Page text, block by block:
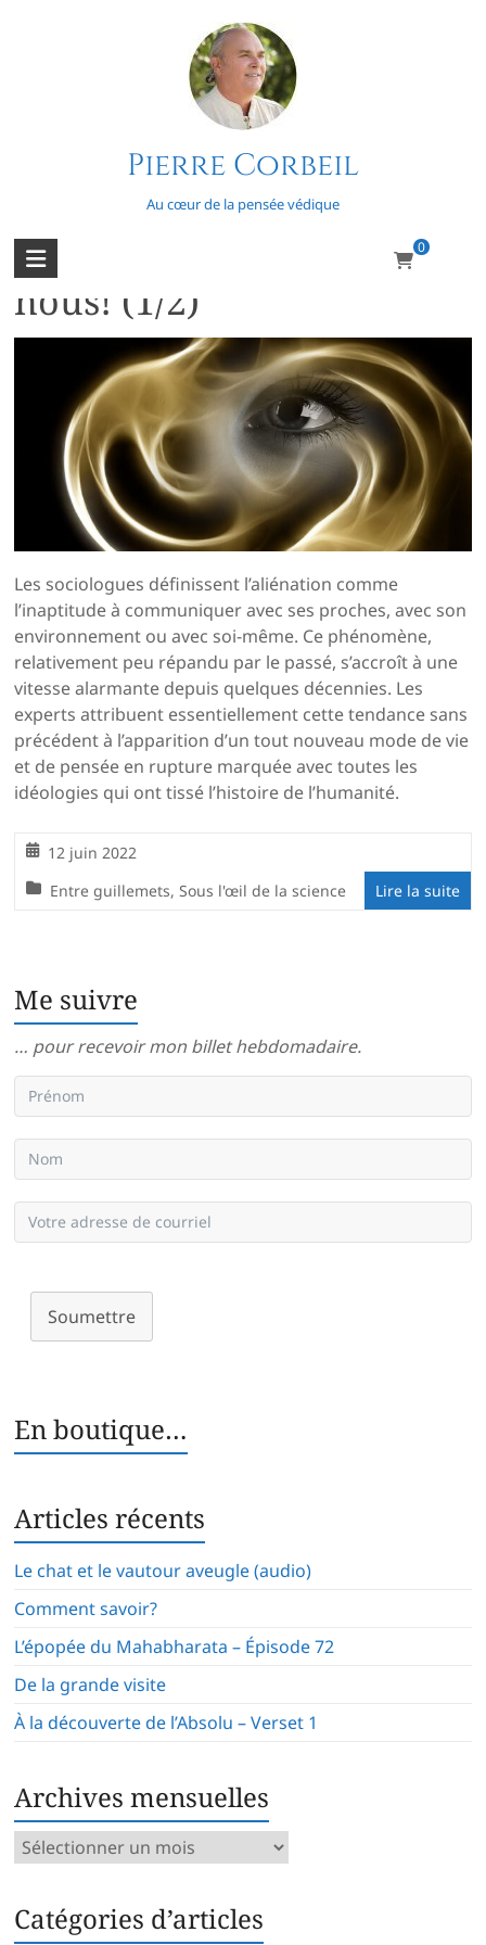
Pierre Corbeil
Au cœur de la pensée védique
0
Roszak (Theodore)
Les aliénés sont parmi
nous! (1/2)
Les sociologues définissent l’aliénation comme
l’inaptitude à communiquer avec ses proches, avec son
environnement ou avec soi-même. Ce phénomène,
relativement peu répandu par le passé, s’accroît à une
vitesse alarmante depuis quelques décennies. Les
experts attribuent essentiellement cette tendance sans
précédent à l’apparition d’un tout nouveau mode de vie
et de pensée en rupture marquée avec toutes les
idéologies qui ont tissé l’histoire de l’humanité.
12 juin 2022
Entre guillemets, Sous l'œil de la science Lire la suite
Me suivre
… pour recevoir mon billet hebdomadaire.
Soumettre
En boutique…
Articles récents
Le chat et le vautour aveugle (audio)
Comment savoir?
L’épopée du Mahabharata – Épisode 72
De la grande visite
À la découverte de l’Absolu – Verset 1
Archives mensuelles
Archives
Catégories d’articles